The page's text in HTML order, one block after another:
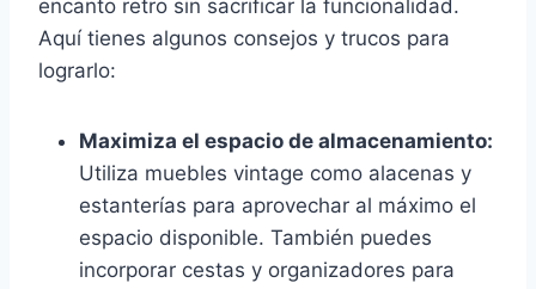
encanto retro sin sacrificar la funcionalidad.
Aquí tienes algunos consejos y trucos para
lograrlo:
Maximiza el espacio de almacenamiento:
Utiliza muebles vintage como alacenas y
estanterías para aprovechar al máximo el
espacio disponible. También puedes
incorporar cestas y organizadores para